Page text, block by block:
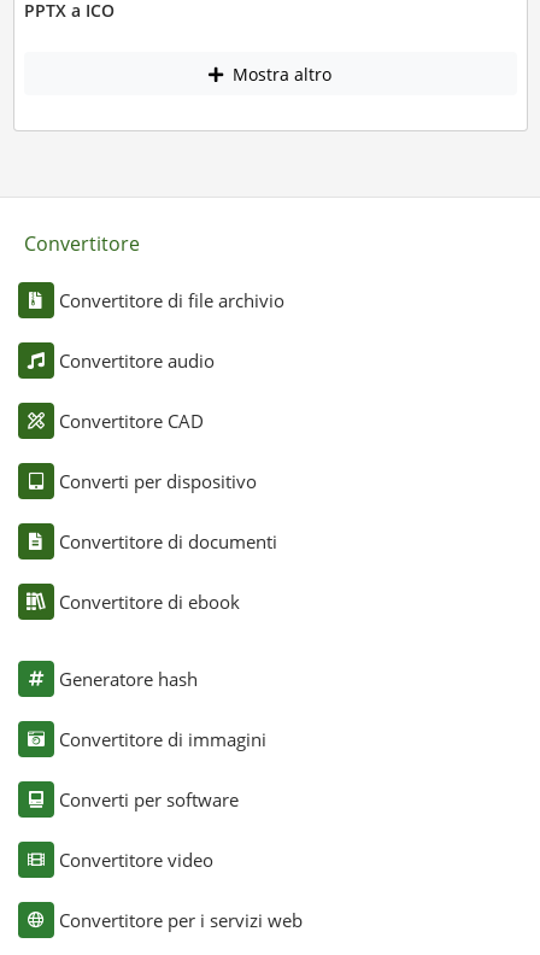
PPTX a ICO
Mostra altro
Convertitore
Convertitore di file archivio
Convertitore audio
Convertitore CAD
Converti per dispositivo
Convertitore di documenti
Convertitore di ebook
Generatore hash
Convertitore di immagini
Converti per software
Convertitore video
Convertitore per i servizi web